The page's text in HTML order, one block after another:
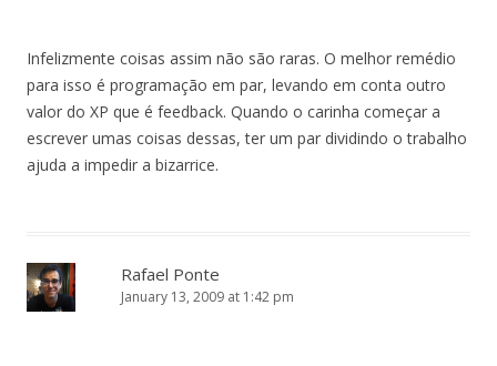
Infelizmente coisas assim não são raras. O melhor remédio
para isso é programação em par, levando em conta outro
valor do XP que é feedback. Quando o carinha começar a
escrever umas coisas dessas, ter um par dividindo o trabalho
ajuda a impedir a bizarrice.
Rafael Ponte
January 13, 2009 at 1:42 pm